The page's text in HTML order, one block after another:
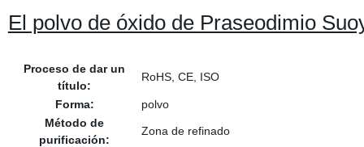
El polvo de óxido de Praseodimio
Proceso de dar un
título:
RoHS, CE, ISO
Forma:
polvo
Método de
purificación:
Zona de refinado